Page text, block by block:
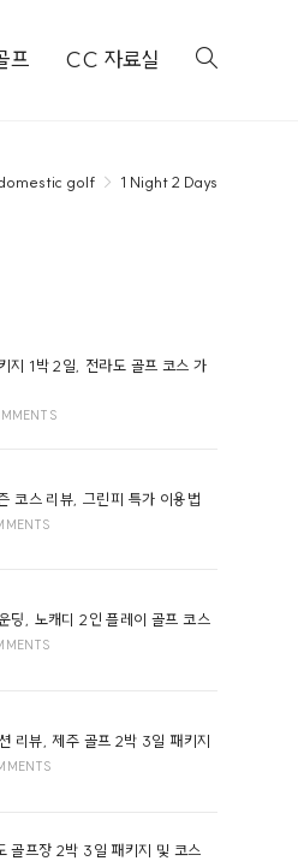
프 CC 자료실
golf > 1 Night 2 Days
지 1박 2일, 전라도 골프 코스 가
스 리뷰, 그린피 특가 이용법
딩, 노캐디 2인 플레이 골프 코스
리뷰, 제주 골프 2박 3일 패키지
골프장 2박 3일 패키지 및 코스